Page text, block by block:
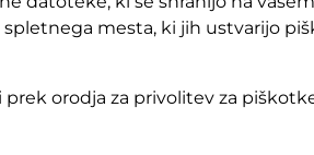
mesta, ki jih ustvarijo
orodja za privolitev za